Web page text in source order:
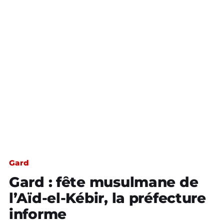
Gard
Gard : fête musulmane de
l’Aïd-el-Kébir, la préfecture
informe